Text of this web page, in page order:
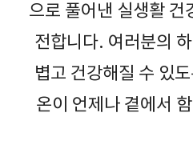
으로 풀어낸 실생활 건
전합니다. 여러분의
볍고 건강해질 수 있
온이 언제나 곁에서